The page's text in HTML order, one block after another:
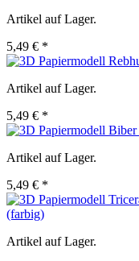
Artikel auf Lager.
5,49 € *
Artikel auf Lager.
5,49 € *
Artikel auf Lager.
5,49 € *
(farbig)
Artikel auf Lager.